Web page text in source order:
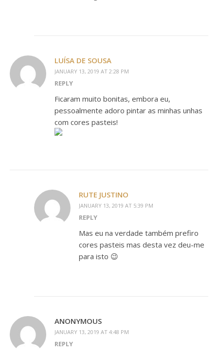
LUÍSA DE SOUSA
JANUARY 13, 2019 AT 2:28 PM
REPLY
Ficaram muito bonitas, embora eu,
pessoalmente adoro pintar as minhas unhas
com cores pasteis!
RUTE JUSTINO
JANUARY 13, 2019 AT 5:39 PM
REPLY
Mas eu na verdade também prefiro
cores pasteis mas desta vez deu-me
para isto 😉
ANONYMOUS
JANUARY 13, 2019 AT 4:48 PM
REPLY